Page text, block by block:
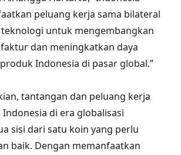
peluang kerja sama bilateral
untuk mengembangkan
dan meningkatkan daya
Indonesia di pasar global.”
tantangan dan peluang kerja
di era globalisasi
sisi dari satu koin yang perlu
baik. Dengan memanfaatkan